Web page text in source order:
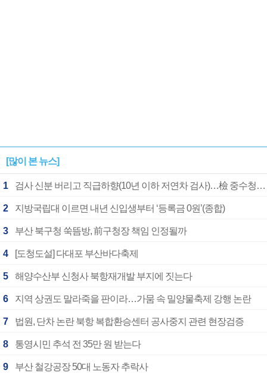
[많이 본 뉴스]
1 검사 신분 버리고 직급하향(10년 이하 저연차 검사)…檢 중수청행 기피
2 지방국립대 이르면 내년 신입생부터 ‘등록금 0원’(종합)
3 부산 북구청 쑥뜸방, 前구청장 책임 인정될까
4 [도청도설] 다대포 부산바다축제
5 해양수산부 신청사 북항재개발 부지에 짓는다
6 지역 상권도 말라죽을 판이라…가뭄 속 밀양물축제 강행 논란
7 법원, 단차 논란 북항 복합환승센터 공사중지 관련 현장검증
8 통영시민 추석 전 35만 원 받는다
9 부산 철강공장 50대 노동자 추락사